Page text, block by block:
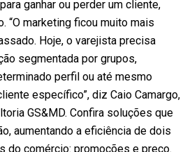
ganhar ou perder um cliente,
“O marketing ficou muito mais
Hoje, o varejista precisa
segmentada por grupos,
perfil ou até mesmo
específico”, diz Caio Camargo,
GS&MD. Confira soluções que
aumentando a eficiência de dois
do comércio: promoções e preço.